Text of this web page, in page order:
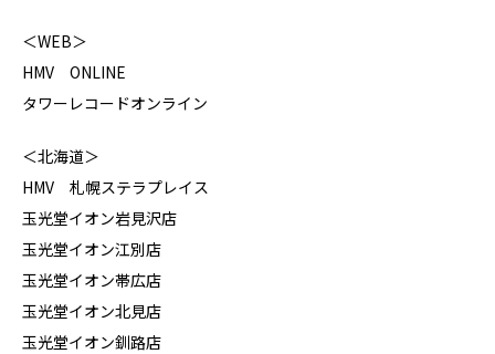
＜WEB＞
HMV ONLINE
タワーレコードオンライン
＜北海道＞
HMV 札幌ステラプレイス
玉光堂イオン岩見沢店
玉光堂イオン江別店
玉光堂イオン帯広店
玉光堂イオン北見店
玉光堂イオン釧路店